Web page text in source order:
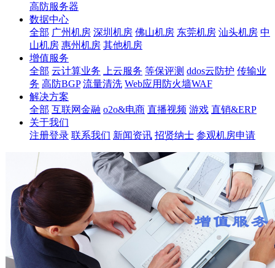
高防服务器
数据中心
全部 广州机房 深圳机房 佛山机房 东莞机房 汕头机房 中
山机房 惠州机房 其他机房
增值服务
全部 云计算业务 上云服务 等保评测 ddos云防护 传输业
务 高防BGP 流量清洗 Web应用防火墙WAF
解决方案
全部 互联网金融 o2o&电商 直播视频 游戏 直销&ERP
关于我们
注册登录 联系我们 新闻资讯 招贤纳士 参观机房申请